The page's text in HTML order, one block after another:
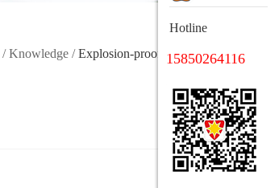
/Knowledge /Explosion-proof knowledge
Hotline
15850264116